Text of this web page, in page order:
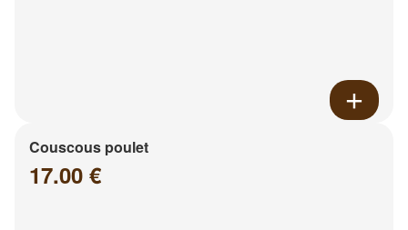
Couscous poulet
17.00 €